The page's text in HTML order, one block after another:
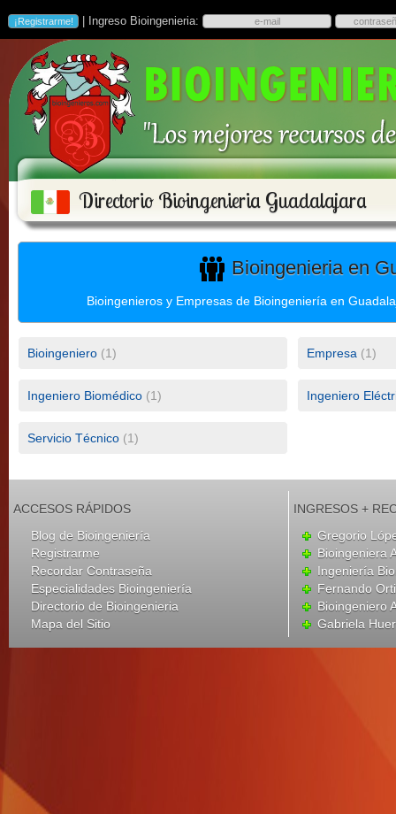
| Ingreso Bioingenieria:
Directorio Bioingenieria Guadalajara
Bioingenieria en
Bioingenieros y Empresas de Bioingeniería en
Bioingeniero (1) Empresa (1)
Ingeniero Biomédico (1) Ingeniero
Servicio Técnico (1)
ACCESOS RÁPIDOS
Blog de Bioingeniería
Registrarme
Recordar Contraseña
Especialidades Bioingeniería
Directorio de Bioingenieria
Mapa del Sitio
INGRESOS +
Gregorio
Bioingeniera
Ingeniería
Fernando
Bioingeniero
Gabriela